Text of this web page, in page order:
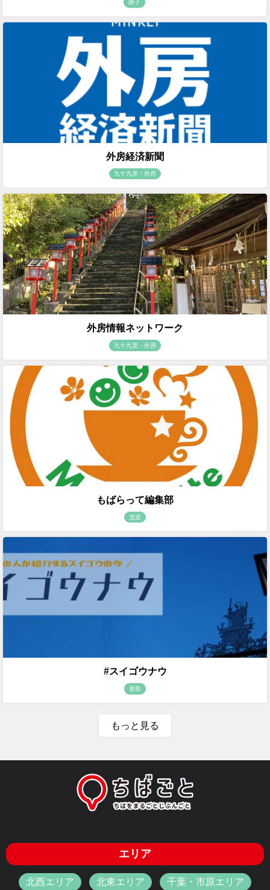
銚子
外房経済新聞
九十九里・外房
外房情報ネットワーク
九十九里・外房
もばらって編集部
茂原
#スイゴウナウ
香取
もっと見る
エリア
北西エリア 北東エリア 千葉・市原エリア